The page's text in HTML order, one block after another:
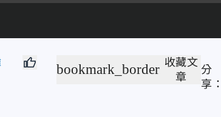
bookmark_border 收藏文
章
分
享：